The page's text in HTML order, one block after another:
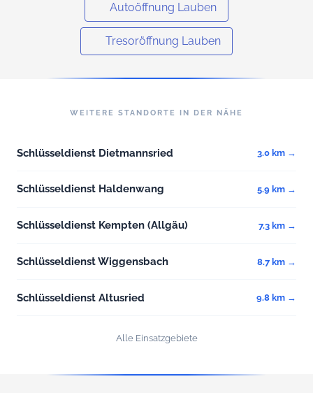
Autoöffnung Lauben
Tresoröffnung Lauben
WEITERE STANDORTE IN DER NÄHE
Schlüsseldienst Dietmannsried 3.0 km →
Schlüsseldienst Haldenwang 5.9 km →
Schlüsseldienst Kempten (Allgäu) 7.3 km →
Schlüsseldienst Wiggensbach 8.7 km →
Schlüsseldienst Altusried 9.8 km →
Alle Einsatzgebiete